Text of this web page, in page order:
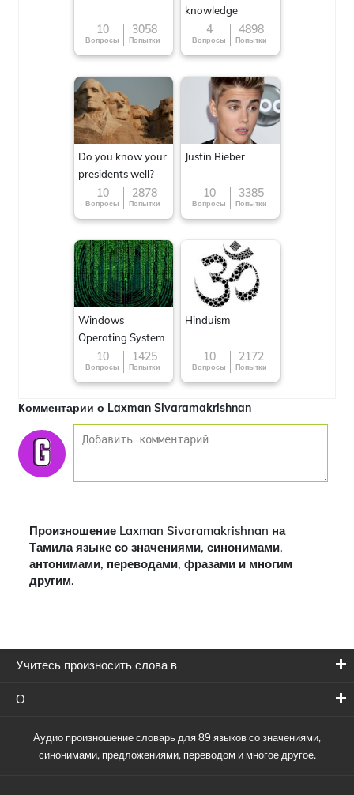
10
Вопросы
3058
Попытки
knowledge
4
Вопросы
4898
Попытки
Do you know your
presidents well?
10
Вопросы
2878
Попытки
Justin Bieber
10
Вопросы
3385
Попытки
Windows
Operating System
10
Вопросы
1425
Попытки
Hinduism
10
Вопросы
2172
Попытки
Комментарии о Laxman Sivaramakrishnan
Произношение Laxman Sivaramakrishnan на
Тамила языке со значениями, синонимами,
антонимами, переводами, фразами и многим
другим.
Учитесь произносить слова в
О
Аудио произношение словарь для 89 языков со значениями,
синонимами, предложениями, переводом и многое другое.